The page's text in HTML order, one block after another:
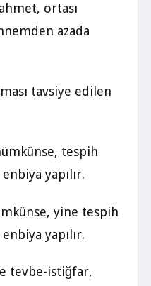
ortası
azada
tavsiye edilen
tespih
yapılır.
yine tespih
yapılır.
tevbe-istiğfar,